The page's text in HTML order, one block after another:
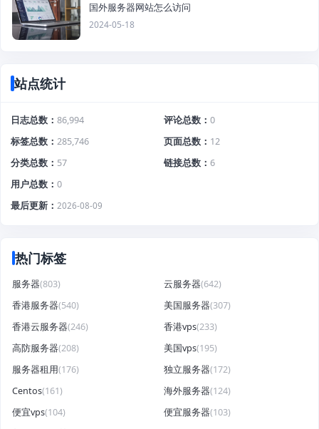
国外服务器网站怎么访问
2024-05-18
站点统计
日志总数 86,994 评论总数
0
标签总数
285,746 页面总数
12
分类总数
57 链接总数
6
用户总数
0
最后更新
2026-08-09
热门标签
服务器(803) 云服务器(642)
香港服务器(540) 美国服务器(307)
香港云服务器(246) 香港vps(233)
高防服务器(208) 美国vps(195)
服务器租用(176) 独立服务器(172)
Centos(161) 海外服务器(124)
便宜vps(104) 便宜服务器(103)